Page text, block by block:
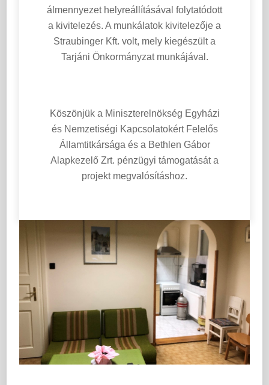
álmennyezet helyreállításával folytatódott
a kivitelezés. A munkálatok kivitelezője a
Straubinger Kft. volt, mely kiegészült a
Tarjáni Önkormányzat munkájával.
Köszönjük a Miniszterelnökség Egyházi
és Nemzetiségi Kapcsolatokért Felelős
Államtitkársága és a Bethlen Gábor
Alapkezelő Zrt. pénzügyi támogatását a
projekt megvalósításhoz.